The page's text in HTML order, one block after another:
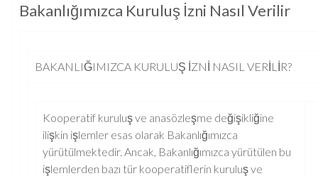
Bakanlığımızca Kuruluş İzni Nasıl Verilir
BAKANLIĞIMIZCA KURULUŞ İZNİ NASIL VERİLİR?
Kooperatif kuruluş ve anasözleşme değişikliğine
ilişkin işlemler esas olarak Bakanlığımızca
yürütülmektedir. Ancak, Bakanlığımızca yürütülen bu
işlemlerden bazı tür kooperatiflerin kuruluş ve